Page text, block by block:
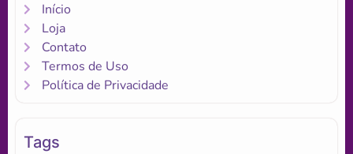
Início
Loja
Contato
Termos de Uso
Política de Privacidade
Tags